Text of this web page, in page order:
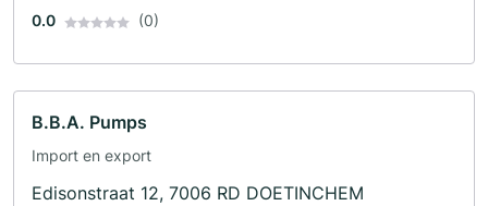
0.0 (0)
B.B.A. Pumps
Import en export
Edisonstraat 12, 7006 RD DOETINCHEM